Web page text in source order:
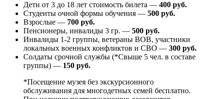
Дети от 3 до 18 лет стоимость билета — 400 руб.
Студенты очной формы обучения — 500 руб.
Взрослые — 700 руб.
Пенсионеры, инвалиды 3 гр. — 500 руб.
Инвалиды 1-2 группы, ветераны ВОВ, участники
локальных военных конфликтов и СВО — 300 руб.
Солдаты срочной службы (*Свыше 5 чел. в составе
группы) — 150 руб.
*Посещение музея без экскурсионного
обслуживания для многодетных семей бесплатно.